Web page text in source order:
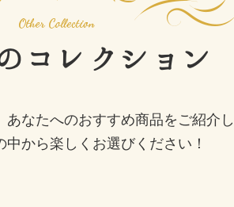
コレクション
あなたへのおすすめ商品をご紹介
中から楽しくお選びください！